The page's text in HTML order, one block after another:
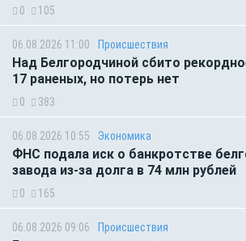
0 105
06.08.2026 11:00 Происшествия
Над Белгородчиной сбито
17 раненых, но потерь нет
0 383
06.08.2026 10:55 Экономика
ФНС подала иск о банкротстве
завода из-за долга в 74 млн рублей
0 165
06.08.2026 09:06 Происшествия